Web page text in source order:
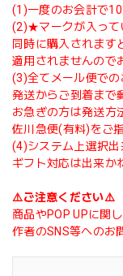
(1)一度のお会計で10
(2)★マークが入って
同時に購入されます
適用されませんので
(3)全てメール便での
発送からご到着まで
お急ぎの方は発送方
佐川急便(有料)をご
(4)システム上選択出
ギフト対応は出来か
⚠️ご注意ください⚠️
商品やPOP UPに関し
作者のSNS等へのお